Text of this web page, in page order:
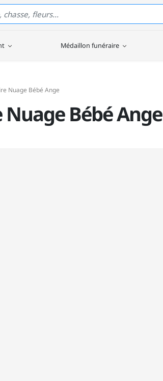
Médaillon funéraire
Nuage Bébé Ange
Bébé Ange